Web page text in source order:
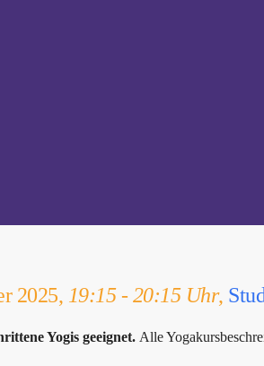
2025, 19:15 - 20:15 Uhr,
Yogis geeignet. Alle